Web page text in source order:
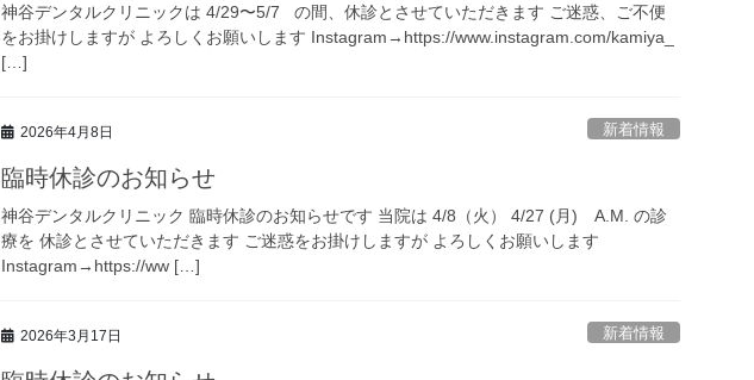
神谷デンタルクリニックは 4/29〜5/7 の間、休診とさせていただきます ご迷惑、ご不便
をお掛けしますが よろしくお願いします Instagram→https://www.instagram.com/kamiya_
[…]
2026年4月8日 新着情報
臨時休診のお知らせ
神谷デンタルクリニック 臨時休診のお知らせです 当院は 4/8（火） 4/27 (月) A.M. の診
療を 休診とさせていただきます ご迷惑をお掛けしますが よろしくお願いします
Instagram→https://ww […]
2026年3月17日 新着情報